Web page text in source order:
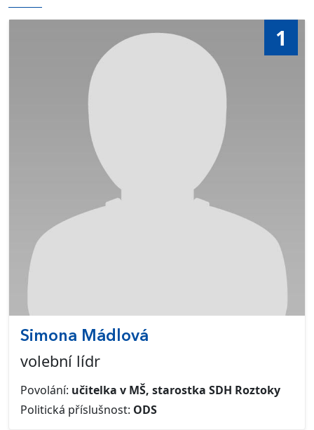
1
Simona Mádlová
volební lídr
Povolání: učitelka v MŠ, starostka SDH Roztoky
Politická příslušnost: ODS